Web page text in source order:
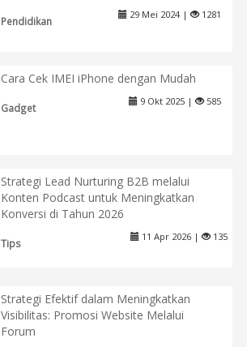
Pendidikan
29 Mei 2024 | 1281
Cara Cek IMEI iPhone dengan Mudah
Gadget
9 Okt 2025 | 585
Strategi Lead Nurturing B2B melalui
Konten Podcast untuk Meningkatkan
Konversi di Tahun 2026
Tips
11 Apr 2026 | 135
Strategi Efektif dalam Meningkatkan
Visibilitas: Promosi Website Melalui
Forum